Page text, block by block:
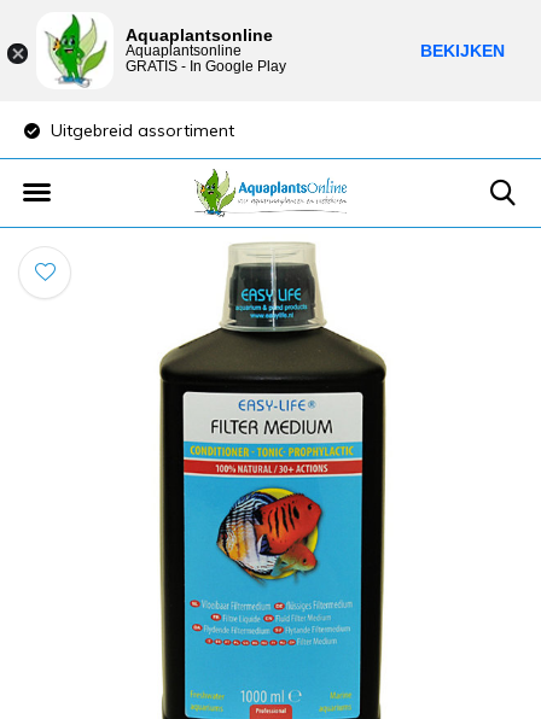
Uitgebreid assortiment
Aquaplantsonline
Aquaplantsonline
GRATIS - In Google Play
BEKIJKEN